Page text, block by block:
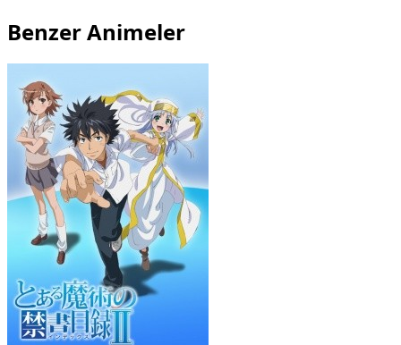
Benzer Animeler